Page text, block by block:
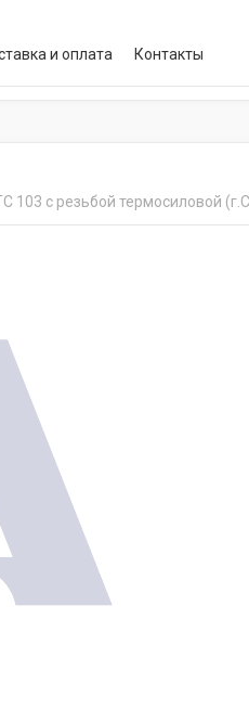
и оплата Контакты
103 с резьбой термосиловой